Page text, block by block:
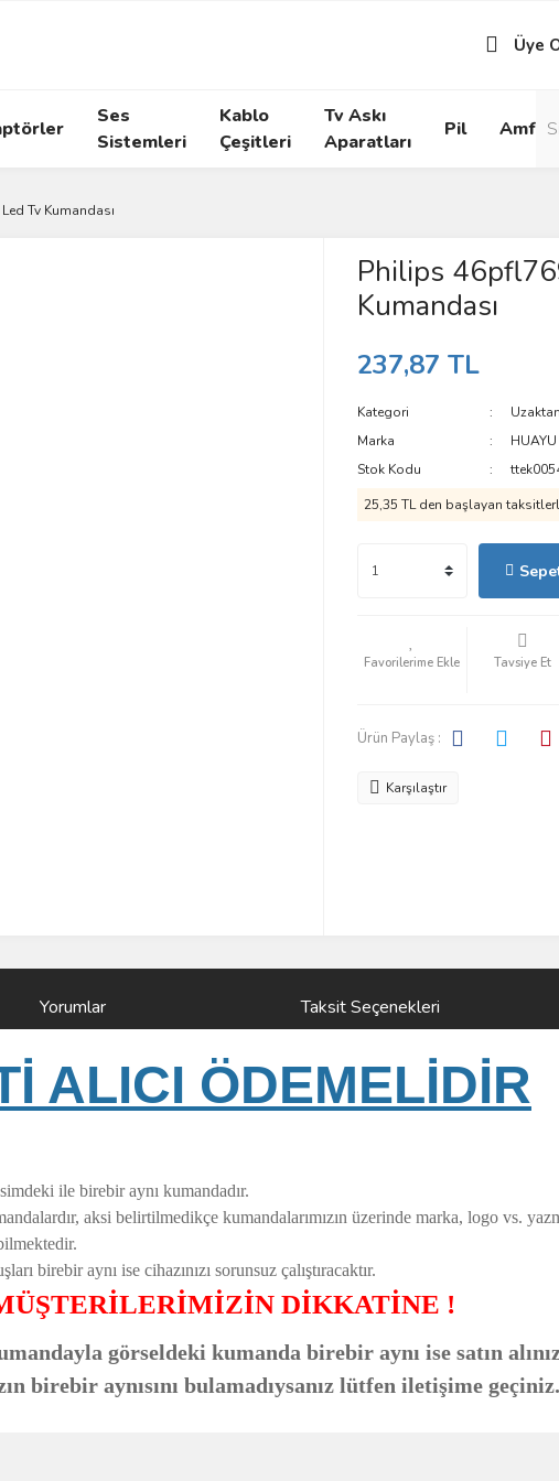
Üye
Ses
Sistemleri
Kablo
Çeşitleri
Tv Askı
Aparatları
Pil Amfi
Tv Kumandası
Philips
Kumandası
237,87 TL
Kategori
Marka
HUAYU
Stok Kodu
25,35 TL den başlayan
Tavsiye Et
Ürün Paylaş :
Karşılaştır
Yorumlar Taksit Seçenekleri
ALICI ÖDEMELİDİR
ile birebir aynı kumandadır.
aksi belirtilmedikçe kumandalarımızın üzerinde marka, logo vs.
birebir aynı ise cihazınızı sorunsuz çalıştıracaktır.
DİKKATİNE !
görseldeki kumanda birebir aynı ise satın
birebir aynısını bulamadıysanız lütfen iletişime geçiniz.